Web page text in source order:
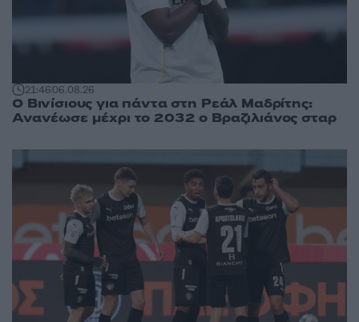
21:4606.08.26
Ο Βινίσιους για πάντα στη Ρεάλ Μαδρίτης:
Ανανέωσε μέχρι το 2032 ο Βραζιλιάνος σταρ